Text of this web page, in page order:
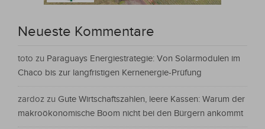
Neueste Kommentare
toto zu Paraguays Energiestrategie: Von Solarmodulen im
Chaco bis zur langfristigen Kernenergie-Prüfung
zardoz zu Gute Wirtschaftszahlen, leere Kassen: Warum der
makroökonomische Boom nicht bei den Bürgern ankommt